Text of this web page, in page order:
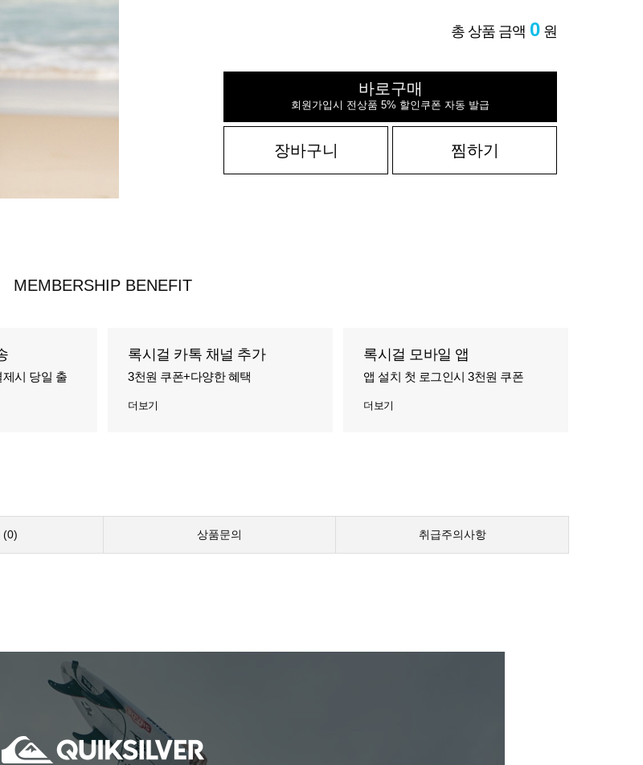
총 상품 금액 0 원
바로구매
회원가입시 전상품 5% 할인쿠폰 자동 발급
장바구니 찜하기
MEMBERSHIP BENEFIT
시 당일 출
록시걸 카톡 채널 추가
3천원 쿠폰+다양한 혜택
더보기
록시걸 모바일 앱
앱 설치 첫 로그인시 3천원 쿠폰
더보기
(0) 상품문의 취급주의사항